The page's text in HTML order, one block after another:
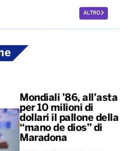
ALTRO
Mondiali ’86, all’asta
per 10 milioni di
dollari il pallone della
“mano de dios” di
Maradona